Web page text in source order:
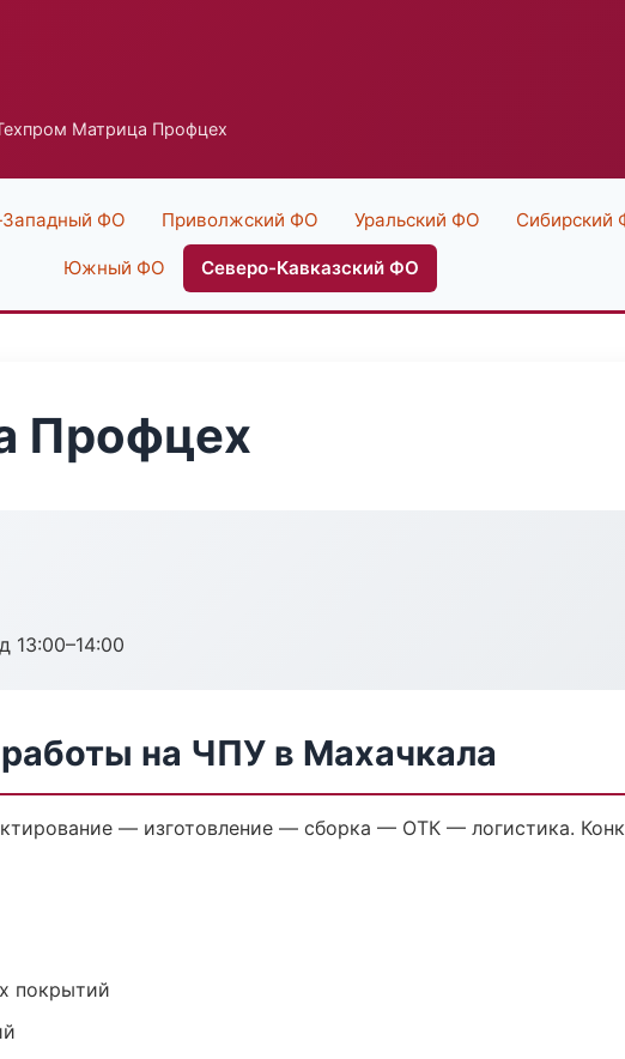
Матрица Профцех
ФО Приволжский ФО Уральский ФО Сибирский
Южный ФО Северо-Кавказский ФО
Профцех
13:00–14:00
на ЧПУ в Махачкала
— изготовление — сборка — ОТК — логистика.
покрытий